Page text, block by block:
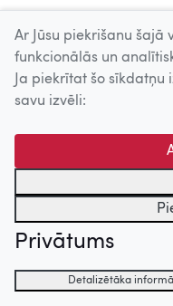
Ar Jūsu piekrišanu šajā
funkcionālās un
Ja piekrītat šo
savu izvēli:
Privātums
Detalizētāka